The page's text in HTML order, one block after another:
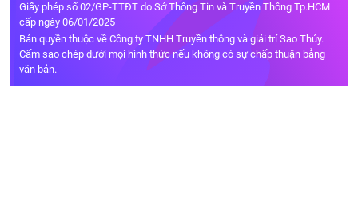
Giấy phép số 02/GP-TTĐT do Sở Thông Tin và Truyền Thông Tp.HCM
cấp ngày 06/01/2025
Bản quyền thuộc về Công ty TNHH Truyền thông và giải trí Sao Thủy.
Cấm sao chép dưới mọi hình thức nếu không có sự chấp thuận bằng
văn bản.